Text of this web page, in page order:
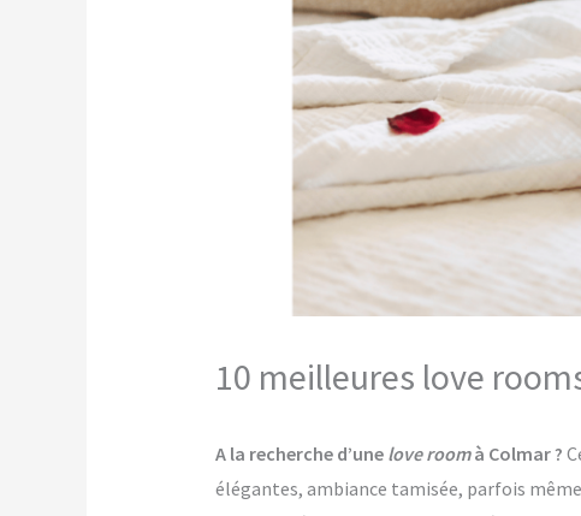
10 meilleures love
A la recherche d’une love roomà Colmar ?
élégantes, ambiance tamisée, parfois